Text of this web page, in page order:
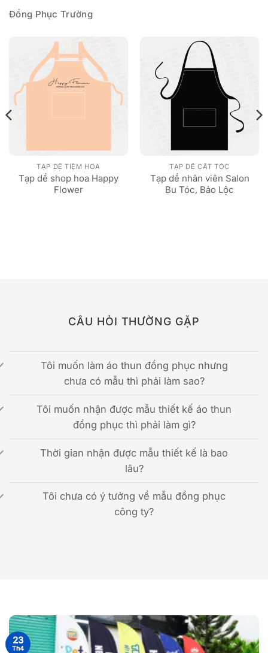
Đồng Phục Trường
TẠP DỀ TIỆM HOA
Tạp dề shop hoa Happy
Flower
TẠP DỀ CẮT TÓC
Tạp dề nhân viên Salon
Bu Tóc, Bảo Lộc
CÂU HỎI THƯỜNG GẶP
Tôi muốn làm áo thun đồng phục nhưng
chưa có mẫu thì phải làm sao?
Tôi muốn nhận được mẫu thiết kế áo thun
đồng phục thì phải làm gì?
Thời gian nhận được mẫu thiết kế là bao
lâu?
Tôi chưa có ý tưởng về mẫu đồng phục
công ty?
23
Th4